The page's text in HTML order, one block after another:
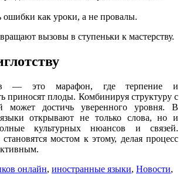
ошибки как уроки, а не провалы.
вызовы в ступеньки к мастерству.
— это марафон, где терпение и
приносят плоды. Комбинируя структуру с
может достичь уверенного уровня. В
открывают не только слова, но и
культурных нюансов и связей.
мостом к этому, делая процесс
онлайн, иностранные языки, Новости,